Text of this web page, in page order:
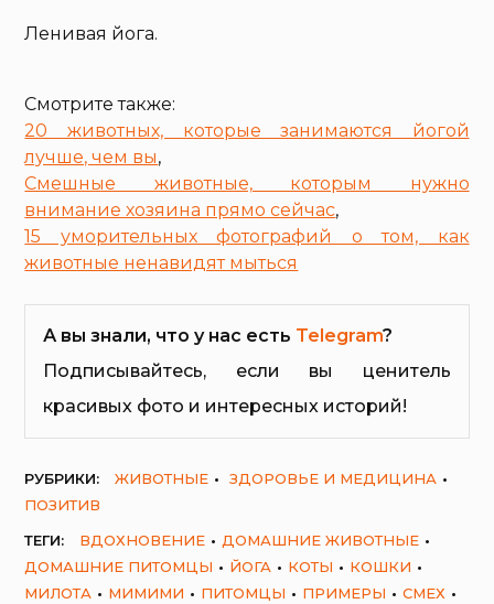
Ленивая йога.
Смотрите также:
20 животных, которые занимаются йогой
лучше, чем вы,
Смешные животные, которым нужно
внимание хозяина прямо сейчас,
15 уморительных фотографий о том, как
животные ненавидят мыться
А вы знали, что у нас есть Telegram?
Подписывайтесь, если вы ценитель
красивых фото и интересных историй!
РУБРИКИ: ЖИВОТНЫЕ
ЗДОРОВЬЕ И МЕДИЦИНА
ПОЗИТИВ
ТЕГИ:
ВДОХНОВЕНИЕ
ДОМАШНИЕ ЖИВОТНЫЕ
ДОМАШНИЕ ПИТОМЦЫ
ЙОГА КОТЫ
КОШКИ
МИЛОТА
МИМИМИ ПИТОМЦЫ ПРИМЕРЫ
СМЕХ